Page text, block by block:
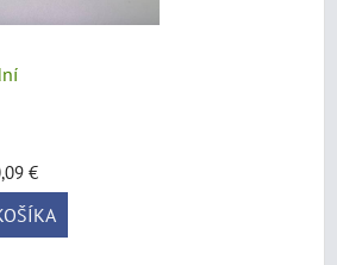
€